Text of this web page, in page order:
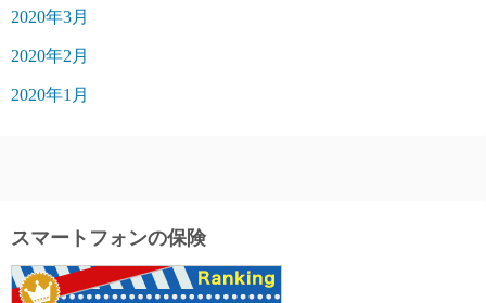
2020年3月
2020年2月
2020年1月
スマートフォンの保険